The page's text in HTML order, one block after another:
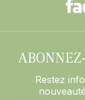
Restez